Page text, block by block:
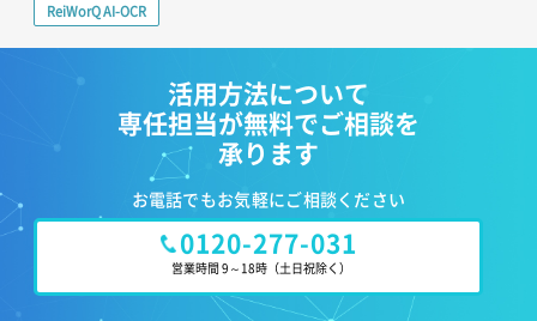
ReiWorQ AI-OCR
活用方法について
専任担当が無料でご相談を
承ります
お電話でもお気軽にご相談ください
0120-277-031
営業時間 9～18時 （土日祝除く）